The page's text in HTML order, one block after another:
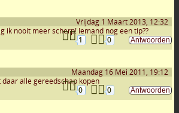
Vrijdag 1 Maart 2013, 12:32
ik nooit meer scherp! Iemand nog een tip??
1
0
Maandag 16 Mei 2011, 19:12
daar alle gereedschap kopen
0
0